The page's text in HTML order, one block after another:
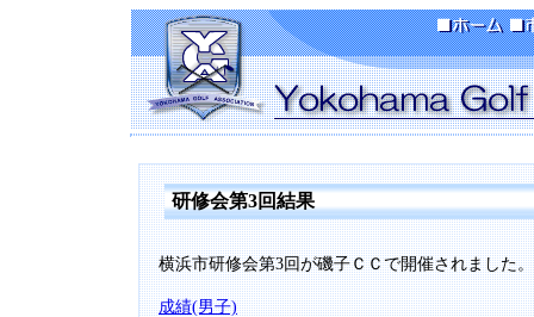
研修会第3回結果
横浜市研修会第3回が磯子ＣＣで開催されました。
成績(男子)